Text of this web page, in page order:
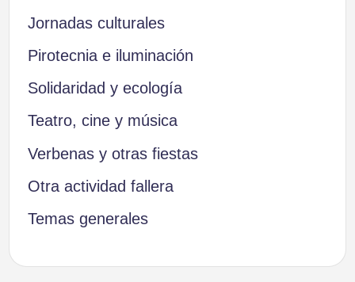
Jornadas culturales
Pirotecnia e iluminación
Solidaridad y ecología
Teatro, cine y música
Verbenas y otras fiestas
Otra actividad fallera
Temas generales